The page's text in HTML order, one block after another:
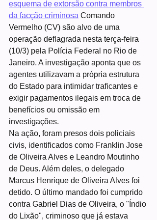
esquema de extorsão contra membros
da facção criminosa Comando
Vermelho (CV) são alvo de uma
operação deflagrada nesta terça-feira
(10/3) pela Polícia Federal no Rio de
Janeiro. A investigação aponta que os
agentes utilizavam a própria estrutura
do Estado para intimidar traficantes e
exigir pagamentos ilegais em troca de
benefícios ou omissão em
investigações.
Na ação, foram presos dois policiais
civis, identificados como Franklin Jose
de Oliveira Alves e Leandro Moutinho
de Deus. Além deles, o delegado
Marcus Henrique de Oliveira Alves foi
detido. O último mandado foi cumprido
contra Gabriel Dias de Oliveira, o "Índio
do Lixão", criminoso que já estava